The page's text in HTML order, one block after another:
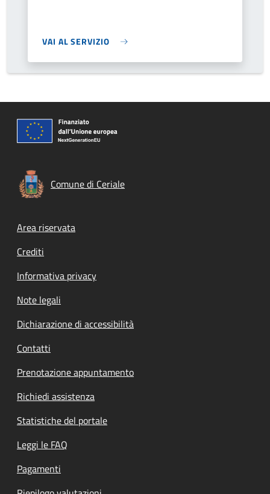
VAI AL SERVIZIO
Comune di Ceriale
Footer menu
Area riservata
Crediti
Informativa privacy
Note legali
Dichiarazione di accessibilità
Contatti
Prenotazione appuntamento
Richiedi assistenza
Statistiche del portale
Leggi le FAQ
Pagamenti